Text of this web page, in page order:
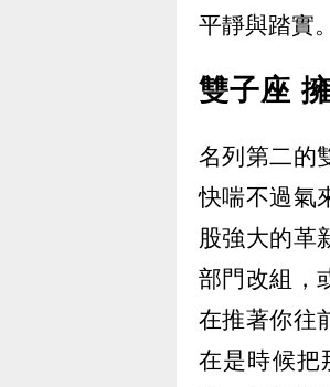
平靜與踏實
雙子座
名列第二的
快喘不過氣
股強大的革
部門改組，
在推著你往
在是時候把